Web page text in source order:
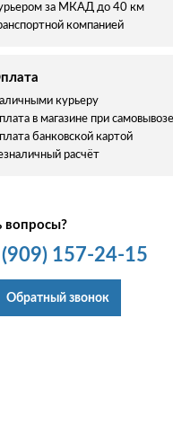
за МКАД до 40 км
компанией
курьеру
в магазине при самовывозе
банковской картой
расчёт
вопросы?
(909)157-24-15
Обратный звонок